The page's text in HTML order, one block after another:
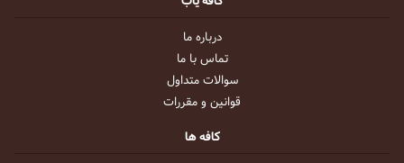
درباره ما
تماس با ما
سوالات متداول
قوانین و مقررات
کافه ها